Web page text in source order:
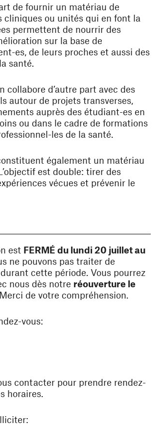
de fournir un matériau de
cliniques ou unités qui en font la
permettent de nourrir des
sur la base de
es, de leurs proches et aussi des
santé.
collabore d’autre part avec des
autour de projets transverses,
auprès des étudiant-es en
ou dans le cadre de formations
les de la santé.
également un matériau
est double: tirer des
vécues et prévenir le
est FERMÉ du lundi 20 juillet au
ne pouvons pas traiter de
cette période. Vous pourrez
nous dès notre réouverture le
Merci de votre compréhension.
vous:
contacter pour prendre rendez-
horaires.